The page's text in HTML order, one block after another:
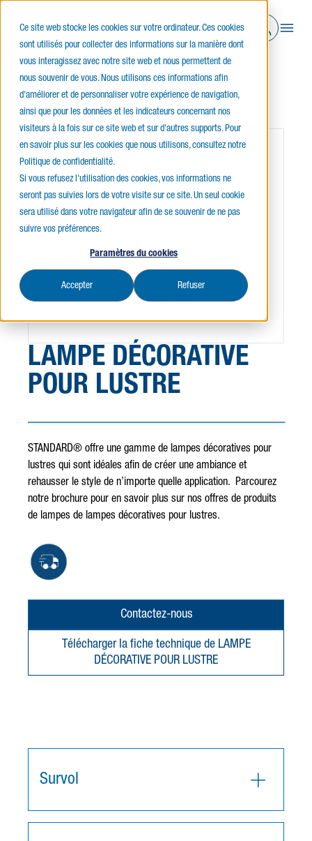
Ce site web stocke les cookies sur votre ordinateur. Ces cookies
sont utilisés pour collecter des informations sur la manière dont
vous interagissez avec notre site web et nous permettent de
nous souvenir de vous. Nous utilisons ces informations afin
d'améliorer et de personnaliser votre expérience de navigation,
ainsi que pour les données et les indicateurs concernant nos
visiteurs à la fois sur ce site web et sur d'autres supports. Pour
en savoir plus sur les cookies que nous utilisons, consultez notre
Politique de confidentialité.
Si vous refusez l'utilisation des cookies, vos informations ne
seront pas suivies lors de votre visite sur ce site. Un seul cookie
sera utilisé dans votre navigateur afin de se souvenir de ne pas
suivre vos préférences.
Paramètres du cookies
Accepter Refuser
Accueil
Lampes, Ballasts & Transformateurs
Lampes Incandescentes
LAMPE DÉCORATIVE POUR LUSTRE
LAMPE DÉCORATIVE
POUR LUSTRE
STANDARD® offre une gamme de lampes décoratives pour
lustres qui sont idéales afin de créer une ambiance et
rehausser le style de n’importe quelle application. Parcourez
notre brochure pour en savoir plus sur nos offres de produits
de lampes de lampes décoratives pour lustres.
Contactez-nous
Télécharger la fiche technique de LAMPE
DÉCORATIVE POUR LUSTRE
Survol